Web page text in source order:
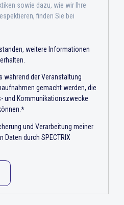
sowie dazu, wie wir Ihre
finden Sie bei
weitere Informationen
während der Veranstaltung
gemacht werden, die
und Kommunikationszwecke
*
und Verarbeitung meiner
durch SPECTRIX